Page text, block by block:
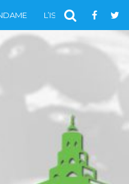
L’ISLAM VIDÉOS